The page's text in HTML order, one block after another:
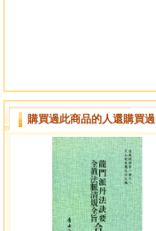
購買過此商品的人還購買過